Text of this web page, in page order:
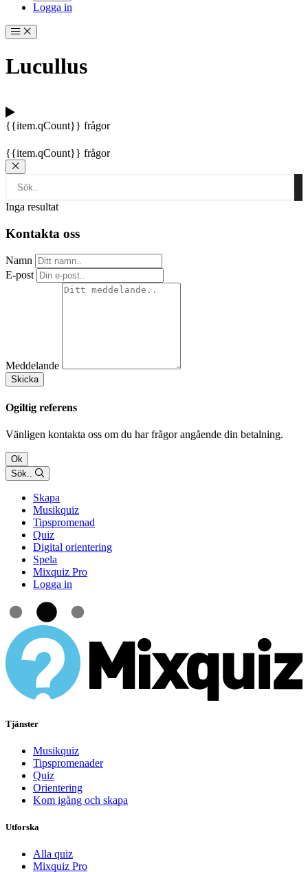
Logga in
Lucullus
{{item.qCount}} frågor
{{item.qCount}} frågor
Inga resultat
Kontakta oss
Namn
E-post
Meddelande
Skicka
Ogiltig referens
Vänligen kontakta oss om du har frågor angående din betalning.
Ok
Sök..
Skapa
Musikquiz
Tipspromenad
Quiz
Digital orientering
Spela
Mixquiz Pro
Logga in
Tjänster
Musikquiz
Tipspromenader
Quiz
Orientering
Kom igång och skapa
Utforska
Alla quiz
Mixquiz Pro